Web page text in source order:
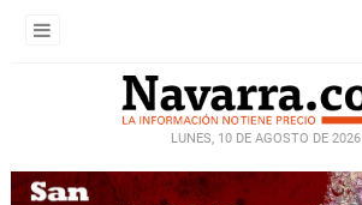
LUNES, 10 DE AGOSTO DE 2026